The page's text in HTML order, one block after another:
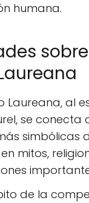
humana.
Laureana, al
se conecta
simbólicas
mitos,
de la